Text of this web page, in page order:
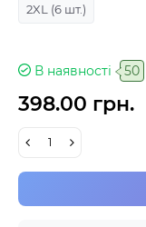
2XL (6 шт.)
В наявності 50
398.00 грн.